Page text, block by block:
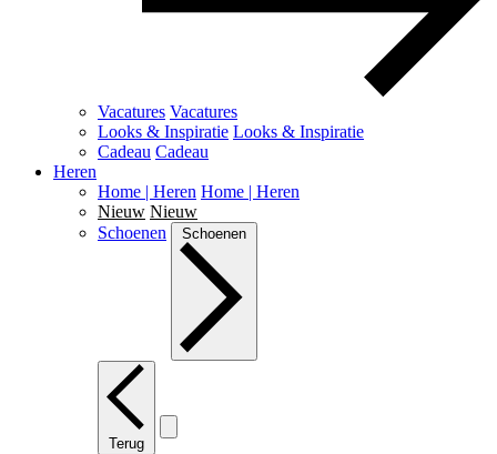
Vacatures Vacatures
Looks & Inspiratie Looks & Inspiratie
Cadeau Cadeau
Heren
Home | Heren Home | Heren
Nieuw Nieuw
Schoenen
Schoenen
Terug